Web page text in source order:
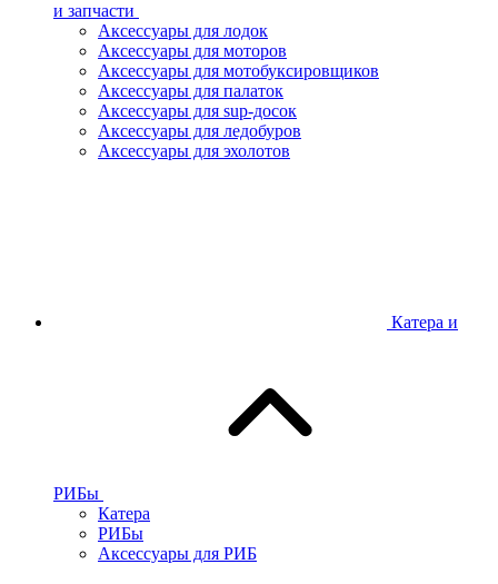
и запчасти
Аксессуары для лодок
Аксессуары для моторов
Аксессуары для мотобуксировщиков
Аксессуары для палаток
Аксессуары для sup-досок
Аксессуары для ледобуров
Аксессуары для эхолотов
Катера и
РИБы
Катера
РИБы
Аксессуары для РИБ